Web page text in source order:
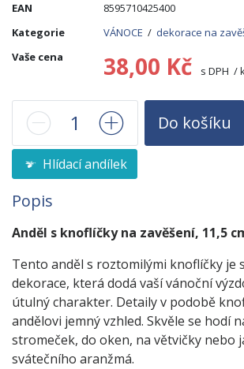
EAN
8595710425400
Kategorie
VÁNOCE / dekorace na
Vaše cena
38,00 Kč s DPH /
Do košíku
Hlídací andílek
Popis
Anděl s knoflíčky na zavěšení, 11,5
Tento anděl s roztomilými knoflíčky je
dekorace, která dodá vaší vánoční
útulný charakter. Detaily v podobě
andělovi jemný vzhled. Skvěle se hodí
stromeček, do oken, na větvičky nebo
svátečního aranžmá.